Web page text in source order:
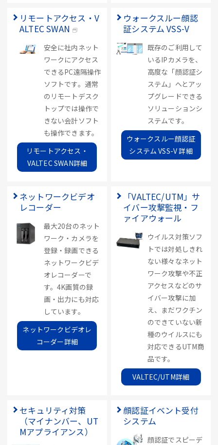
リモートアクセス・V
ALTEC SWAN
安全に社内ネット
ワークにアクセス
できるPC遠隔操作
ソフトです。通常
のリモートデスク
トップでは操作で
きない会計ソフト
も操作できます。
リモートアクセス・
VALTEC SWAN詳細
ウォークスルー顔認
証システム VSS-V
既存のご利用して
いるIPカメラを、
高度な「顔認証シ
ステム」へとアッ
プグレードできる
ソリューションシ
ステムです。
ウォークスルー顔認証
システム VSS-V 詳細
ネットワークビデオ
レコーダー
最大20台のネット
ワーク・カメラを
登録・録画できる
ネットワークビデ
オレコーダーで
す。4K画質の録
画・出力にも対応
しています。
ネットワークビデオレ
コーダー詳細
「VALTEC/UTM」サ
イバー攻撃監視・フ
ァイアウォール
ウイルス対策ソフ
トでは対処しきれ
ない様々なネット
ワーク攻撃や不正
アクセスなどのサ
イバー攻撃に加
え、まだワクチン
のできていない新
種のウイルスにも
対応できるUTM商
品です。
VALTEC/UTM詳細
セキュリティ対策
（マイナンバー、UT
Mアプライアンス）
顔認証イベント受付
システム
顔認証でスピーデ